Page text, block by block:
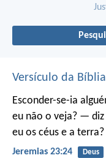
Versículo da
Esconder-se-ia
eu não o veja? — diz
eu os céus e a
Jeremias 23:24 Deus